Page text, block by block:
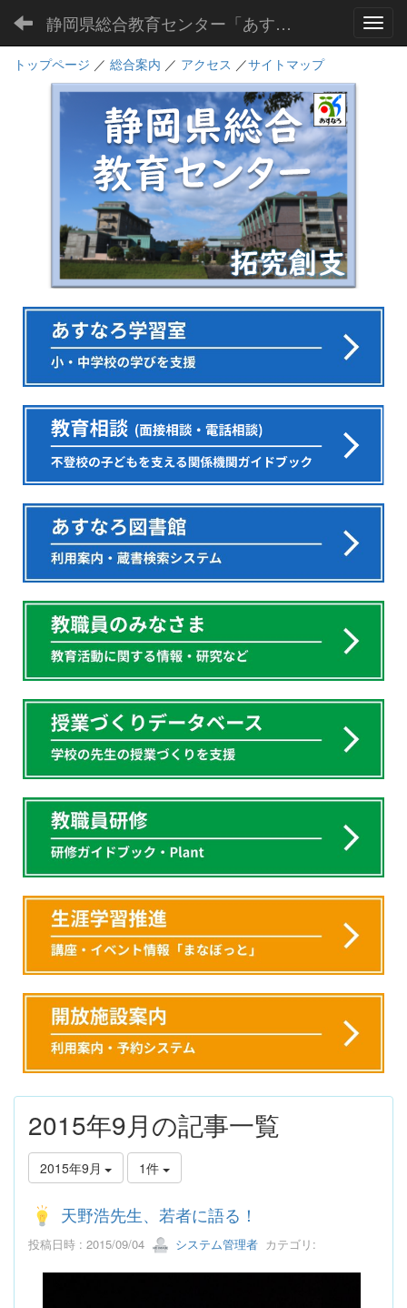
静岡県総合教育センター「あすなろ」
トップページ ／ 総合案内 ／ アクセス ／サイトマップ
2015年9月の記事一覧
2015年9月 1件
天野浩先生、若者に語る！
投稿日時 : 2015/09/04 システム管理者 カテゴリ: